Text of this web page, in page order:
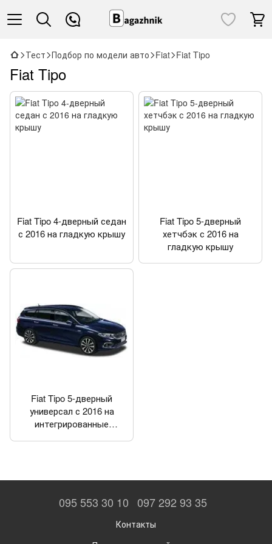
Тест Подбор по модели авто Fiat Fiat Tipo
Fiat Tipo
Fiat Tipo 4-дверный седан
с 2016 на гладкую крышу
Fiat Tipo 5-дверный
хетчбэк с 2016 на
гладкую крышу
Fiat Tipo 5-дверный
универсал с 2016 на
интегрированные
095 553 30 10 097 292 93 35
Контакты